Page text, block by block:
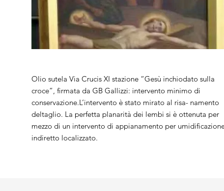
Olio sutela Via Crucis XI stazione “Gesù inchiodato sulla
croce”, firmata da GB Gallizzi: intervento minimo di
conservazione.L’intervento è stato mirato al risa- namento
deltaglio. La perfetta planarità dei lembi si è ottenuta per
mezzo di un intervento di appianamento per
indiretto localizzato.